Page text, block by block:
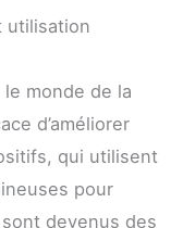
utilisation
monde de la
d’améliorer
qui utilisent
pour
devenus des